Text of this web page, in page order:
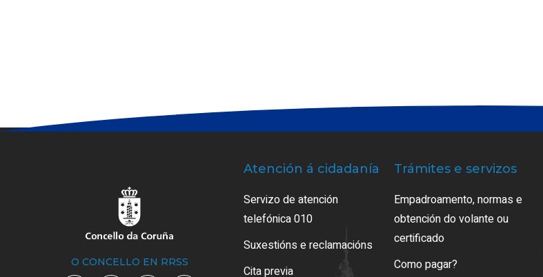
O CONCELLO EN RRSS
Atención á cidadanía
Servizo de atención
telefónica 010
Suxestións e reclamacións
Cita previa
Trámites e servizos
Empadroamento, normas e
obtención do volante ou
certificado
Como pagar?